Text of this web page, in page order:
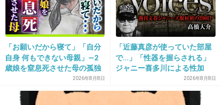
+6 -4
28. 匿名2026/06/03(水) 19:18:41
助けません
元々気が利かない人間だから
私みたいなのが下手に手を出したら余計にウザいだろうか
「お願いだから寝て」「自分
自身 何もできない母親」―2
歳娘を窒息死させた母の孤独
「娘は『ママどうして』と」
限界の年子ワンオペ育児 法
廷での懺悔と声なきSOS
2026年8月8日
「近藤真彦が使っていた部屋
で…」「性器を握らされる」
ジャニー喜多川による性加
害、語り始めた被害者たち
《徹底取材の裏側》
2026年8月8日